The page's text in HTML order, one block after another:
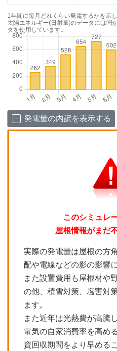
1年間に毎月どれくらい発電するかを示し
太陽エネルギー(日射量)のデータには国
タを使用しています。
発電量の内訳を表示する
このシミュレ
屋根情報がまだ
実際の発電量は屋根の方
配や電線などの影の影響
また設置費用も屋根材や
の他、積雪対策、塩害対
ます。
また近年は光熱費が高騰
電気の自家消費率を高め
資回収期間をより早める